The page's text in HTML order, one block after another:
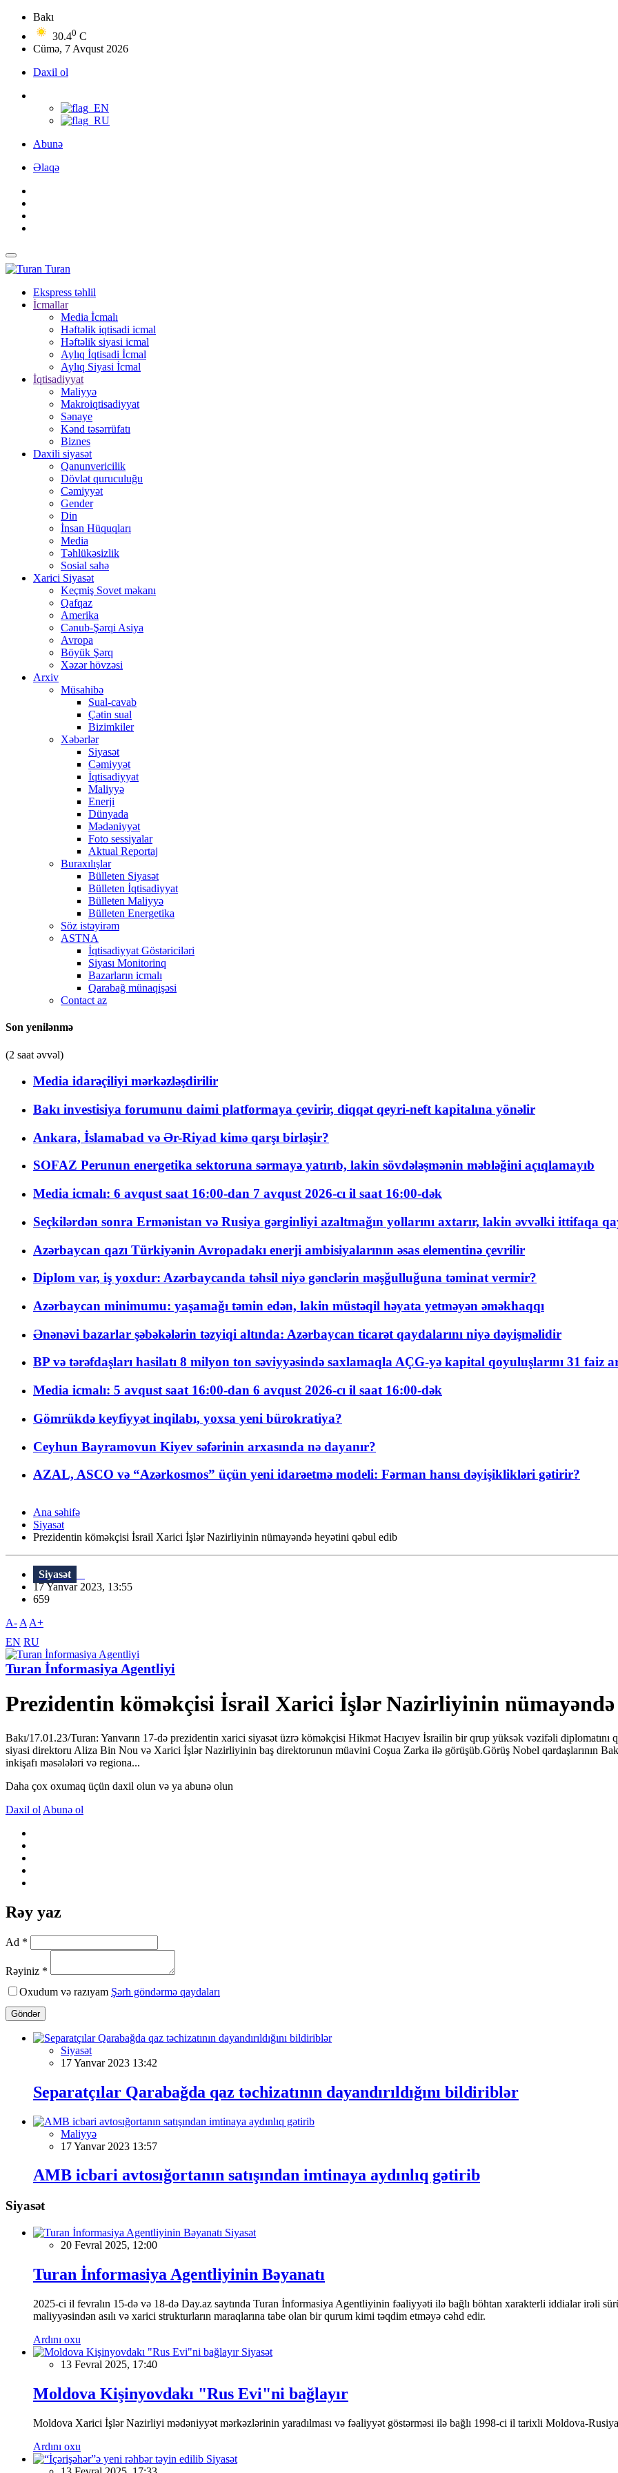
Bakı
30.40 C
Cümə, 7 Avqust 2026
Daxil ol
Abunə
Əlaqə
Turan
Ekspress təhlil
İcmallar
Media İcmalı
Həftəlik iqtisadi icmal
Həftəlik siyasi icmal
Aylıq İqtisadi İcmal
Aylıq Siyasi İcmal
İqtisadiyyat
Maliyyə
Makroiqtisadiyyat
Sənaye
Kənd təsərrüfatı
Biznes
Daxili siyasət
Qanunvericilik
Dövlət quruculuğu
Cəmiyyət
Gender
Din
İnsan Hüquqları
Media
Təhlükəsizlik
Sosial sahə
Xarici Siyasət
Keçmiş Sovet məkanı
Qafqaz
Amerika
Cənub-Şərqi Asiya
Avropa
Böyük Şərq
Xəzər hövzəsi
Arxiv
Müsahibə
Sual-cavab
Çətin sual
Bizimkiler
Xəbərlər
Siyasət
Cəmiyyət
İqtisadiyyat
Maliyyə
Enerji
Dünyada
Mədəniyyət
Foto sessiyalar
Aktual Reportaj
Buraxılışlar
Bülleten Siyasət
Bülleten İqtisadiyyat
Bülleten Maliyyə
Bülleten Energetika
Söz istəyirəm
ASTNA
İqtisadiyyat Göstəriciləri
Siyası Monitorinq
Bazarların icmalı
Qarabağ münaqişəsi
Contact az
Son yenilənmə
(2 saat əvvəl)
Media idarəçiliyi mərkəzləşdirilir
Bakı investisiya forumunu daimi platformaya çevirir, diqqət qeyri-neft kapitalına yönəlir
Ankara, İslamabad və Ər-Riyad kimə qarşı birləşir?
SOFAZ Perunun energetika sektoruna sərmayə yatırıb, lakin sövdələşmənin məbləğini açıqlamayıb
Media icmalı: 6 avqust saat 16:00-dan 7 avqust 2026-cı il saat 16:00-dək
Seçkilərdən sonra Ermənistan və Rusiya gərginliyi azaltmağın yollarını axtarır, lakin əvvəlki ittifaqa
Azərbaycan qazı Türkiyənin Avropadakı enerji ambisiyalarının əsas elementinə çevrilir
Diplom var, iş yoxdur: Azərbaycanda təhsil niyə gənclərin məşğulluğuna təminat vermir?
Azərbaycan minimumu: yaşamağı təmin edən, lakin müstəqil həyata yetməyən əməkhaqqı
Ənənəvi bazarlar şəbəkələrin təzyiqi altında: Azərbaycan ticarət qaydalarını niyə dəyişməlidir
BP və tərəfdaşları hasilatı 8 milyon ton səviyyəsində saxlamaqla AÇG-yə kapital qoyuluşlarını 31 faiz
Media icmalı: 5 avqust saat 16:00-dan 6 avqust 2026-cı il saat 16:00-dək
Gömrükdə keyfiyyət inqilabı, yoxsa yeni bürokratiya?
Ceyhun Bayramovun Kiyev səfərinin arxasında nə dayanır?
AZAL, ASCO və “Azərkosmos” üçün yeni idarəetmə modeli: Fərman hansı dəyişiklikləri gətirir?
Ana səhifə
Siyasət
Prezidentin köməkçisi İsrail Xarici İşlər Nazirliyinin nümayəndə heyətini qəbul edib
Siyasət
17 Yanvar 2023, 13:55
659
A- A A+
EN RU
Turan İnformasiya Agentliyi
Prezidentin köməkçisi İsrail Xarici İşlər Nazirliyinin
Bakı/17.01.23/Turan: Yanvarın 17-də prezidentin xarici siyasət üzrə köməkçisi Hikmət Hacıyev İsrailin bir qrup yüksək vəzifəli
siyasi direktoru Aliza Bin Nou və Xarici İşlər Nazirliyinin baş direktorunun müavini Coşua Zarka ilə görüşüb.Görüş Nobel qardaşlarının
inkişafı məsələləri və regiona...
Daha çox oxumaq üçün daxil olun və ya abunə olun
Daxil ol Abunə ol
Rəy yaz
Ad *
Rəyiniz *
Oxudum və razıyam Şərh göndərmə qaydaları
Göndər
Siyasət
17 Yanvar 2023 13:42
Separatçılar Qarabağda qaz təchizatının dayandırıldığını bildiriblər
Maliyyə
17 Yanvar 2023 13:57
AMB icbari avtosığortanın satışından imtinaya aydınlıq gətirib
Siyasət
Siyasət
20 Fevral 2025, 12:00
Turan İnformasiya Agentliyinin Bəyanatı
2025-ci il fevralın 15-də və 18-də Day.az saytında Turan İnformasiya Agentliyinin fəaliyyəti ilə bağlı böhtan xarakterli iddialar irəli
maliyyəsindən asılı və xarici strukturların maraqlarına tabe olan bir qurum kimi təqdim etməyə cəhd edir.
Ardını oxu
Siyasət
13 Fevral 2025, 17:40
Moldova Kişinyovdakı "Rus Evi"ni bağlayır
Moldova Xarici İşlər Nazirliyi mədəniyyət mərkəzlərinin yaradılması və fəaliyyət göstərməsi ilə bağlı 1998-ci il tarixli Moldova-
Ardını oxu
Siyasət